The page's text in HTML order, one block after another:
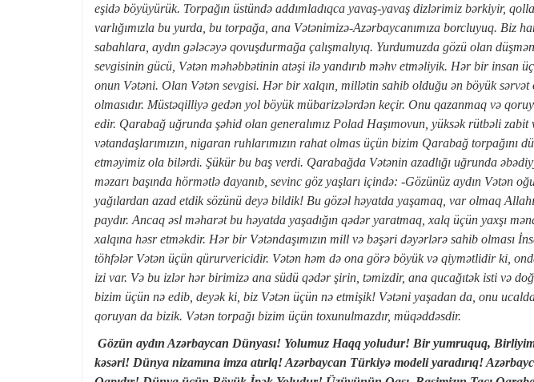
eşidə böyüyürük. Torpağın üstündə addımladıqca yavaş-yavaş dizlərimiz bərkiyir,
varlığımızla bu yurda, bu torpağa, ana Vətənimizə-Azərbaycanımıza borcluyuq. Biz
sabahlara, aydın gələcəyə qovuşdurmağa çalışmalıyıq. Yurdumuzda gözü olan
sevgisinin gücü, Vətən məhəbbətinin atəşi ilə yandırıb məhv etməliyik. Hər bir insan
onun Vətəni. Olan Vətən sevgisi. Hər bir xalqın, millətin sahib olduğu ən böyük
olmasıdır. Müstəqilliyə gedən yol böyük mübarizələrdən keçir. Onu qazanmaq və
edir. Qarabağ uğrunda şəhid olan generalımız Polad Haşımovun, yüksək rütbəli
vətandaşlarımızın, nigaran ruhlarımızın rahat olmas üçün bizim Qarabağ torpağını
etməyimiz ola bilərdi. Şükür bu baş verdi. Qarabağda Vətənin azadlığı uğrunda
məzarı başında hörmətlə dayanıb, sevinc göz yaşları içində: -Gözünüz aydın Vətən
yağılardan azad etdik sözünü deyə bildik! Bu gözəl həyatda yaşamaq, var olmaq
paydır. Ancaq əsl məharət bu həyatda yaşadığın qədər yaratmaq, xalq üçün yaxşı
xalqına həsr etməkdir. Hər bir Vətəndaşımızın mill və bəşəri dəyərlərə sahib olması
töhfələr Vətən üçün qürurvericidir. Vətən həm də ona görə böyük və qiymətlidir ki,
izi var. Və bu izlər hər birimizə ana südü qədər şirin, təmizdir, ana qucağıtək isti və
bizim üçün nə edib, deyək ki, biz Vətən üçün nə etmişik! Vətəni yaşadan da, onu
qoruyan da bizik. Vətən torpağı bizim üçün toxunulmazdır, müqəddəsdir.
Gözün aydın Azərbaycan Dünyası! Yolumuz Haqq yoludur! Bir yumruquq,
kəsəri! Dünya nizamına imza atırlq! Azərbaycan Türkiyə modeli yaradırıq!